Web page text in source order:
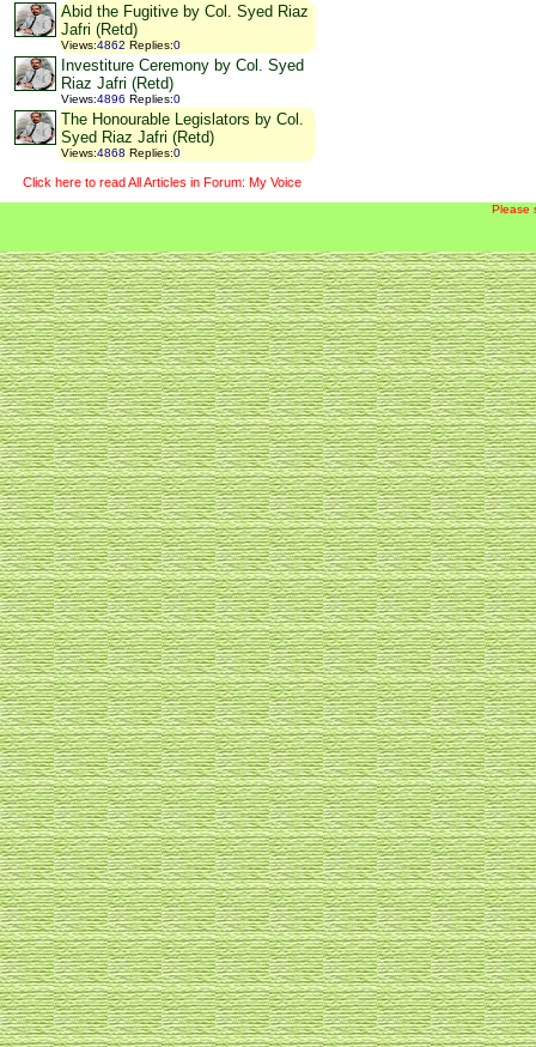
Abid the Fugitive by Col. Syed Riaz
Jafri (Retd)
Views:4862 Replies:0
Investiture Ceremony by Col. Syed
Riaz Jafri (Retd)
Views:4896 Replies:0
The Honourable Legislators by Col.
Syed Riaz Jafri (Retd)
Views:4868 Replies:0
Click here to read All Articles in Forum: My Voice
Please